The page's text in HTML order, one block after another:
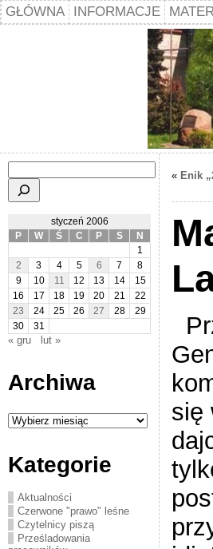
GŁÓWNA INFORMACJE
styczeń 2006
P
W Ś C P S
N
1
2
3 4 5 6 7
8
9
10 11 12 13 14
15
16
17 18 19 20 21
22
23
24 25 26 27 28
29
30
31
« gru lut »
Archiwa
Archiwa
Kategorie
Aktualności
Czerwone "prawo" leśne
Czytelnicy piszą
Prześladowania
« Enik
się